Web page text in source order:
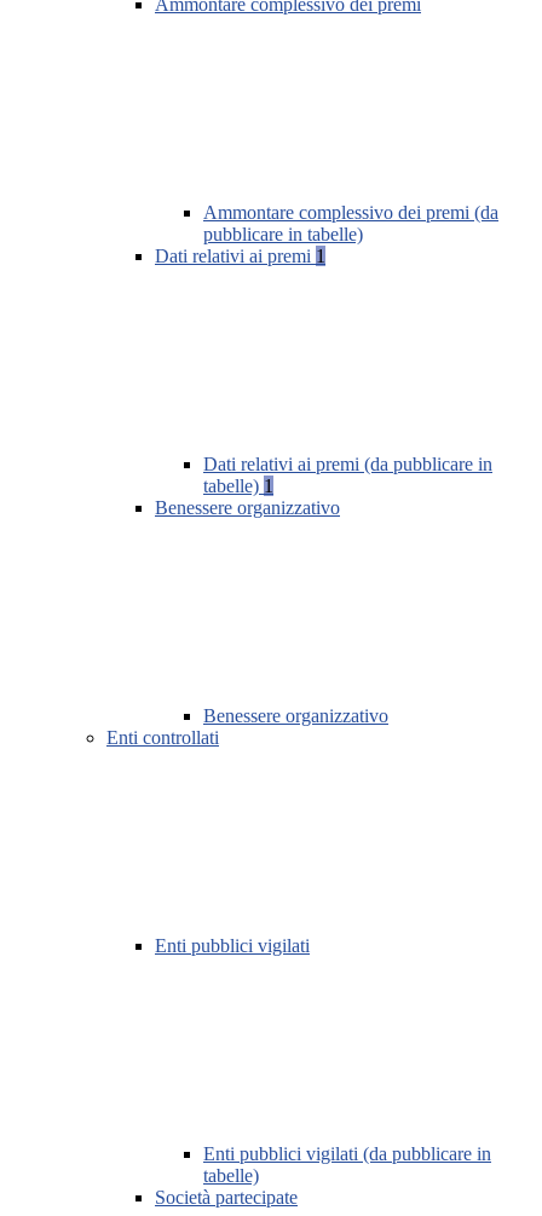
Ammontare complessivo dei premi
Ammontare complessivo dei premi (da
pubblicare in tabelle)
Dati relativi ai premi 1
Dati relativi ai premi (da pubblicare in
tabelle) 1
Benessere organizzativo
Benessere organizzativo
Enti controllati
Enti pubblici vigilati
Enti pubblici vigilati (da pubblicare in
tabelle)
Società partecipate